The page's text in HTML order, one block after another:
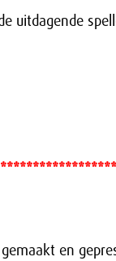
uitdagende
en